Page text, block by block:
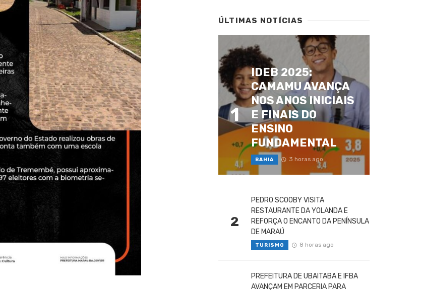
ÚLTIMAS NOTÍCIAS
1
IDEB 2025:
CAMAMU AVANÇA
NOS ANOS INICIAIS
E FINAIS DO
ENSINO
FUNDAMENTAL
BAHIA 3 horas ago
2
PEDRO SCOOBY VISITA
RESTAURANTE DA YOLANDA E
REFORÇA O ENCANTO DA PENÍNSULA
DE MARAÚ
TURISMO 8 horas ago
PREFEITURA DE UBAITABA E IFBA
AVANÇAM EM PARCERIA PARA